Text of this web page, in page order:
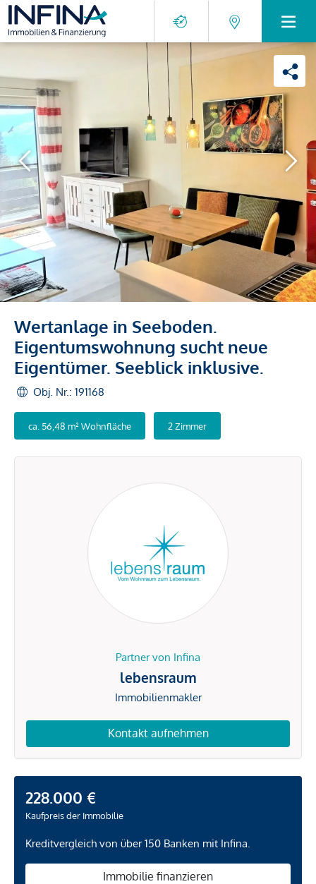
Wertanlage in Seeboden.
Eigentumswohnung sucht neue
Eigentümer. Seeblick inklusive.
Obj. Nr.: 191168
ca. 56,48 m² Wohnfläche 2 Zimmer
Partner von Infina
lebensraum
Immobilienmakler
Kontakt aufnehmen
228.000 €
Kaufpreis der Immobilie
Kreditvergleich von über 150 Banken mit Infina.
Immobilie finanzieren